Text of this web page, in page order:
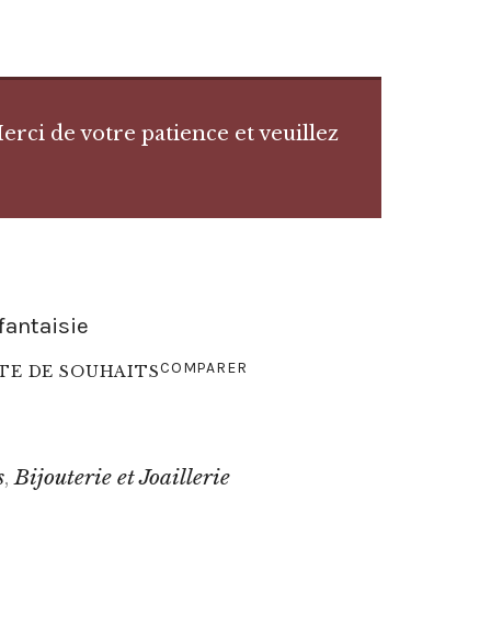
de votre patience et veuillez
DE SOUHAITSCOMPARER
,Bijouterie et Joaillerie